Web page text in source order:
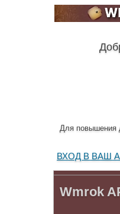
Для повышения
ВХОД В ВАШ
Wmrok